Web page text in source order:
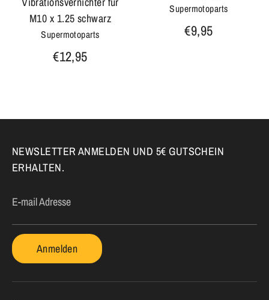
M10 x 1.25 schwarz
Supermotoparts
€12,95
Supermotoparts
€9,95
NEWSLETTER ANMELDEN UND 5€ GUTSCHEIN
ERHALTEN.
E-mail Adresse
Anmelden